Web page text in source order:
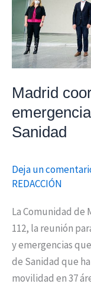
Madrid
Sanidad
Deja un
REDACCIÓN
La Comunidad de
112, la reunión
y emergencias
de Sanidad que
movilidad en 37
emergencia
nueva
orden
de
Sanidad